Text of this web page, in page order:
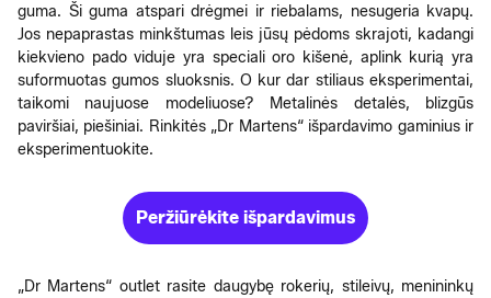
guma. Ši guma atspari drėgmei ir riebalams, nesugeria kvapų.
Jos nepaprastas minkštumas leis jūsų pėdoms skrajoti, kadangi
kiekvieno pado viduje yra speciali oro kišenė, aplink kurią yra
suformuotas gumos sluoksnis. O kur dar stiliaus eksperimentai,
taikomi naujuose modeliuose? Metalinės detalės, blizgūs
paviršiai, piešiniai. Rinkitės „Dr Martens“ išpardavimo gaminius ir
eksperimentuokite.
Peržiūrėkite išpardavimus
„Dr Martens“ outlet rasite daugybę rokerių, stileivų, menininkų